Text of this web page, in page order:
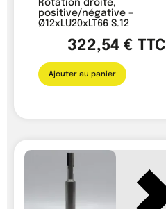
Rotation droite,
positive/négative –
Ø12xLU20xLT66 S.12
322,54 € TTC
Ajouter au panier